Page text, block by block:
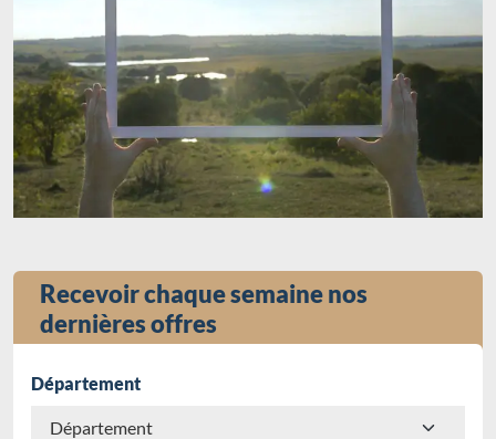
Recevoir chaque semaine nos
dernières offres
Département